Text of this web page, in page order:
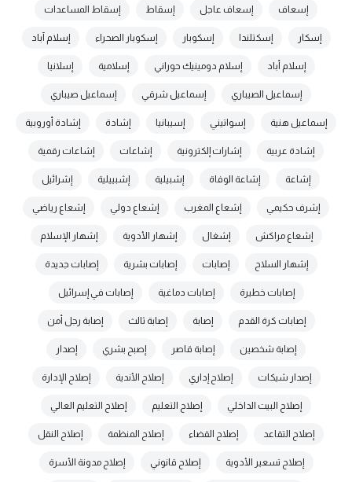
إسعاف إسعاف عاجل إسقاط إسقاط المساعدات
إسكار إسكتلندا إسكوبار إسكوبار الصحراء إسلام آباد
إسلام أباد إسلام دومينيك حوراني إسلامية إسلانيا
إسماعيل الصيباري إسماعيل شرقي إسماعيل صيباري
إسماعيل هنية إسواتيني إسيبانيا إشادة إشادة أوروبية
إشادة عربية إشارات إلكترونية إشاعات إشاعات رقمية
إشاعة إشاعة الوفاة إشبيلية إشبييلية إشرائيل
إشرف حكيمي إشعاع المغرب إشعاع دولي إشعاع رياضي
إشعاع مراكش إشغال إشهار الأدوية إشهار الإسلام
إشهار السلاح إصابات إصابات بشرية إصابات جديدة
إصابات خطيرة إصابات دماغية إصابات في إسرائيل
إصابات كرة القدم إصابة إصابة ثالث إصابة رجل أمن
إصابة شخصين إصابة قاصر إصبح بشري إصدار
إصدار شيكات إصلاح إداري إصلاح الأندية إصلاح الإدارة
إصلاح البيت الداخلي إصلاح التعليم إصلاح التعليم العالي
إصلاح التقاعد إصلاح القضاء إصلاح المنظمة إصلاح النقل
إصلاح تسعير الأدوية إصلاح قانوني إصلاح مدونة الأسرة